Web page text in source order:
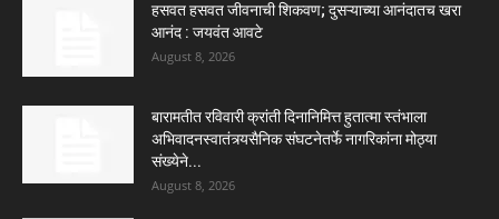
हसवत हसवत जीवनाची शिकवण; दुसऱ्याच्या आनंदातच खरा
आनंद : जयवंत आवटे
August 8, 2026
बारामतीत रविवारी क्रांती दिनानिमित्त हुतात्मा स्तंभाला
अभिवादनस्वातंत्र्यसैनिक संघटनेतर्फे नागरिकांना मोठ्या
संख्येने...
August 8, 2026